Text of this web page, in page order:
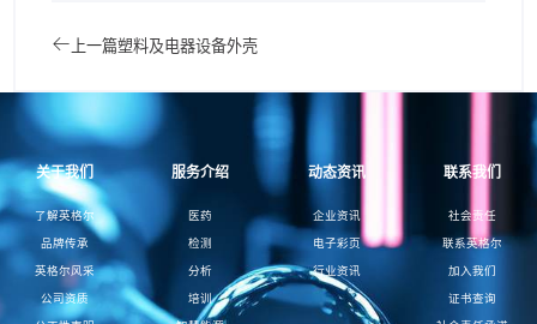
上一篇塑料及电器设备外壳
关于我们
了解英格尔
品牌传承
英格尔风采
公司资质
服务介绍
医药
检测
分析
培训
动态资讯
企业资讯
电子彩页
行业资讯
联系我们
社会责任
联系英格尔
加入我们
证书查询